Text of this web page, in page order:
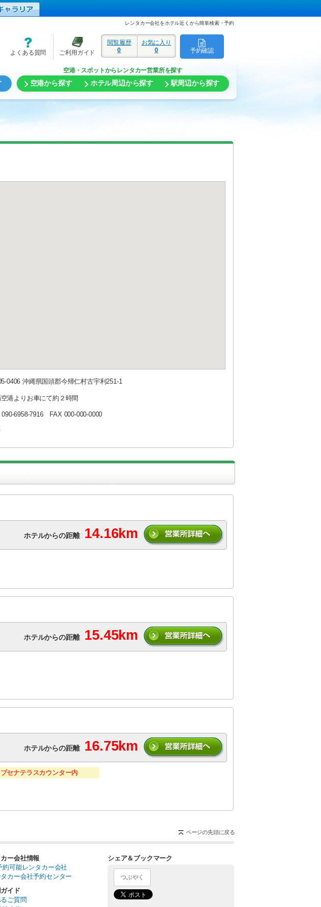
レンタカー会社をホテル近くから簡単検索・予約
予約確認
閲覧履歴
0
お気に入り
0
よくある質問 ご利用ガイド
空港・スポットからレンタカー営業所を探す
空港から探す ホテル周辺から探す 駅周辺から探す
0406 沖縄県国頭郡今帰仁村古宇利251-1
港よりお車にて約２時間
090-6958-7916 FAX 000-000-0000
ホテルからの距離 14.16km
ホテルからの距離 15.45km
ホテルからの距離 16.75km
セナテラスカウンター内
ページの先頭に戻る
ー会社情報
約可能レンタカー会社
カー会社予約センター
イド
ご質問
シェア＆ブックマーク